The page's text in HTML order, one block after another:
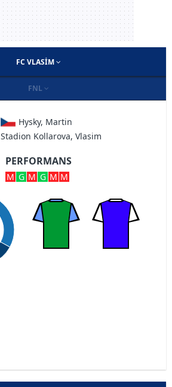
FC VLASIM
FNL
Hysky, Martin
Stadion Kollarova, Vlasim
PERFORMANS
M G M G M M